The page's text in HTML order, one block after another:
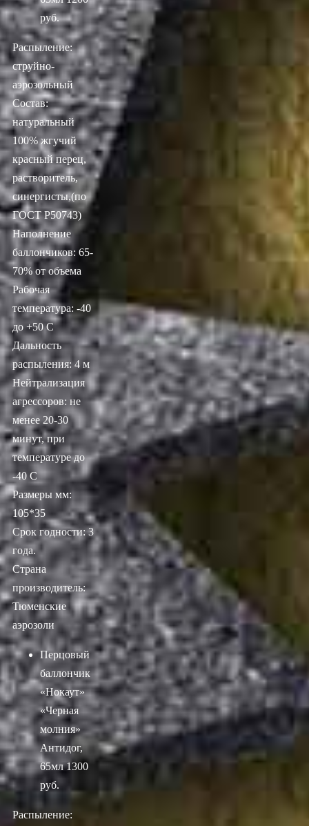
руб.
Распыление:
струйно-
аэрозольный
Состав:
натуральный
100% жгучий
красный перец,
растворитель,
синергисты,(по
ГОСТ Р50743)
Наполнение
баллончиков: 65-
70% от объема
Рабочая
температура: -40
до +50 С
Дальность
распыления: 4 м
Нейтрализация
агрессоров: не
менее 20-30
минут, при
температуре до
-40 С
Размеры мм:
105*35
Срок годности: 3
года.
Страна
производитель:
Тюменские
аэрозоли
Перцовый
баллончик
«Нокаут»
«Черная
молния»
Антидог,
65мл 1300
руб.
Распыление: